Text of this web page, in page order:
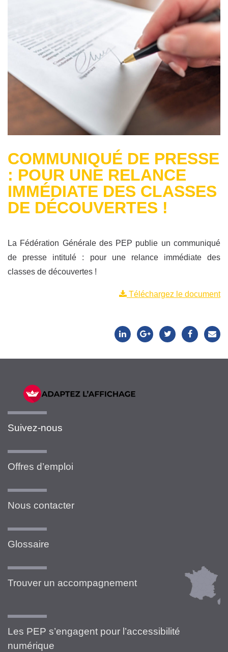
COMMUNIQUÉ DE PRESSE
: POUR UNE RELANCE
IMMÉDIATE DES CLASSES
DE DÉCOUVERTES !
La Fédération Générale des PEP publie un communiqué
de presse intitulé : pour une relance immédiate des
classes de découvertes !
Téléchargez le document
Suivez-nous
Offres d’emploi
Nous contacter
Glossaire
Trouver un accompagnement
Les PEP s’engagent pour l’accessibilité
numérique